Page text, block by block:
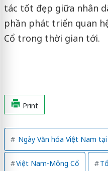
tác tốt đẹp giữa nhân
phần phát triển quan
Cổ trong thời gian tới.
Print
Ngày Văn hóa Việt Nam
Việt Nam-Mông Cổ